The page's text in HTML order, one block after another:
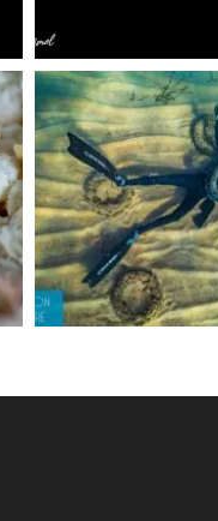
scuba_people_magazine
Jun 15